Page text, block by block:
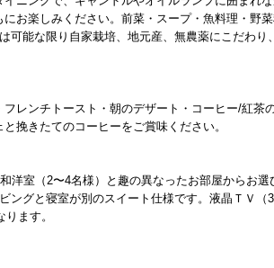
お楽しみください。前菜・スープ・魚料理・野
可能な限り自家栽培、地元産、無農薬にこだわり
レンチトースト・朝のデザート・コーヒー/紅茶
挽きたてのコーヒーをご賞味ください。
洋室（2〜4名様）と趣の異なったお部屋からお
ングと寝室が別のスイート仕様です。液晶ＴＶ（
ます。